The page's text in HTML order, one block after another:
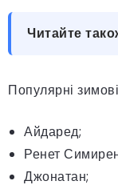
Читайте
Популярні
Айдаред;
Ренет
Джонатан;